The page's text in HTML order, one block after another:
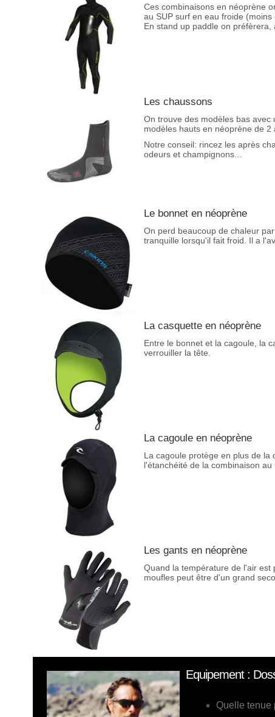
Ces combinaisons en néoprène
au SUP surf en eau froide (moins
En stand up paddle on
Les chaussons
On trouve des modèles bas
modèles hauts en néoprène de 2
Notre conseil: rincez les après
odeurs et champignons...
Le bonnet en néoprène
On perd beaucoup de chaleur
tranquille lorsqu'il fait froid. Il a
La casquette en néoprène
Entre le bonnet et la cagoule, la
verrouiller la tête.
La cagoule en néoprène
La cagoule protège en plus de
l'étanchéité de la combinaison au
Les gants en néoprène
Quand la température de l'air est
moufles peut être d'un grand
Equipement :
Quelle tenue